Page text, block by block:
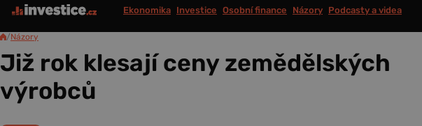
Ekonomika Investice Osobní finance Názory Podcasty a videa
/Názory
Již rok klesají ceny zemědělských
výrobců